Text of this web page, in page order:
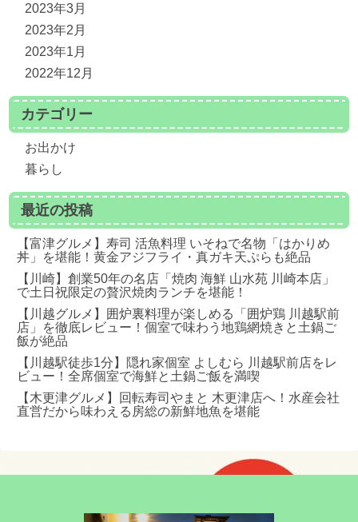
2023年3月
2023年2月
2023年1月
2022年12月
カテゴリー
お出かけ
暮らし
最近の投稿
【富津グルメ】寿司 活魚料理 いそねで名物「はかりめ
丼」を堪能！黄金アジフライ・真ガキ天ぷらも絶品
【川崎】創業50年の名店「焼肉 海鮮 山水苑 川崎本店」
で土日祝限定の贅沢焼肉ランチを堪能！
【川越グルメ】囲炉裏料理が楽しめる「囲炉鶏 川越駅前
店」を徹底レビュー！個室で味わう地鶏網焼きと土鍋ご
飯が絶品
【川越駅徒歩1分】隠れ家個室 よしむら 川越駅前店をレ
ビュー！全席個室で海鮮と土鍋ご飯を満喫
【木更津グルメ】回転寿司やまと 木更津店へ！水産会社
直営だから味わえる房総の新鮮地魚を堪能